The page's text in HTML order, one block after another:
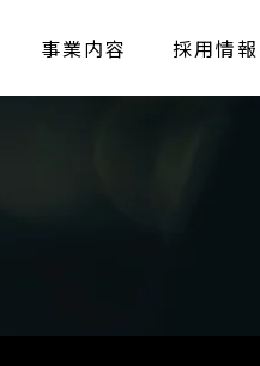
事業内容 採用情報